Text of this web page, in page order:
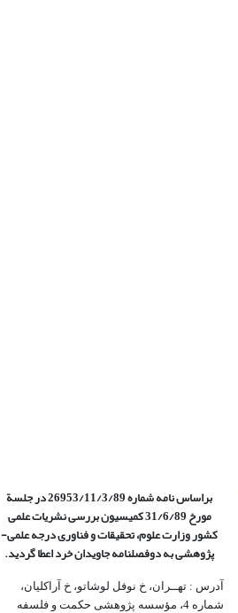
براساس نامه شماره 26953/11/3/89 در جلسة
مورخ 31/6/89 کمیسیون
بررسی نشریات علمی
کشور وزارت علوم، تحقیقات و فناوری درجه علمی‌-
پژوهشیبه دوفصلنامه جاویدان خرد اعطا گردید.
آدرس : تهــران، خ نوفل لوشاتو، خ آراکلیان،
شماره 4،‌ مؤسسه پژوهشی حکمت و فلسفه